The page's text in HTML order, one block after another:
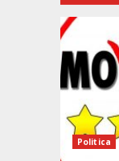
Politica